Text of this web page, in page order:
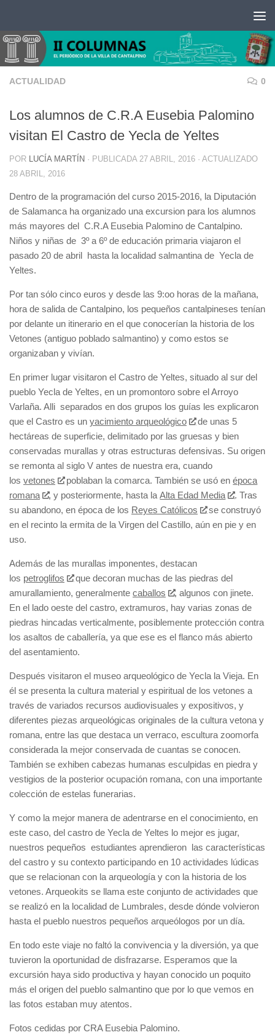
ACTUALIDAD 0
Los alumnos de C.R.A Eusebia Palomino
visitan El Castro de Yecla de Yeltes
POR LUCÍA MARTÍN · PUBLICADA 27 ABRIL, 2016 · ACTUALIZADO
28 ABRIL, 2016
Dentro de la programación del curso 2015-2016, la Diputación
de Salamanca ha organizado una excursion para los alumnos
más mayores del C.R.A Eusebia Palomino de Cantalpino.
Niños y niñas de 3º a 6º de educación primaria viajaron el
pasado 20 de abril hasta la localidad salmantina de Yecla de
Yeltes.
Por tan sólo cinco euros y desde las 9:oo horas de la mañana,
hora de salida de Cantalpino, los pequeños cantalpineses tenían
por delante un itinerario en el que conocerían la historia de los
Vetones (antiguo poblado salmantino) y como estos se
organizaban y vivían.
En primer lugar visitaron el Castro de Yeltes, situado al sur del
pueblo Yecla de Yeltes, en un promontoro sobre el Arroyo
Varlaña. Alli separados en dos grupos los guías les explicaron
que el Castro es un yacimiento arqueológico
de unas 5
hectáreas de superficie, delimitado por las gruesas y bien
conservadas murallas y otras estructuras defensivas. Su origen
se remonta al siglo V antes de nuestra era, cuando
los vetones poblaban la comarca. También se usó enépoca
romana
, y posteriormente, hasta laAlta Edad Media
. Tras
su abandono, en época de los Reyes Católicos
se construyó
en el recinto la ermita de la Virgen del Castillo, aún en pie y en
uso.
Además de las murallas imponentes, destacan
los petroglifos
que decoran muchas de las piedras del
amurallamiento, generalmente caballos
, algunos con jinete.
En el lado oeste del castro, extramuros, hay varias zonas de
piedras hincadas verticalmente, posiblemente protección contra
los asaltos de caballería, ya que ese es el flanco más abierto
del asentamiento.
Después visitaron el museo arqueológico de Yecla la Vieja. En
él se presenta la cultura material y espiritual de los vetones a
través de variados recursos audiovisuales y expositivos, y
diferentes piezas arqueológicas originales de la cultura vetona y
romana, entre las que destaca un verraco, escultura zoomorfa
considerada la mejor conservada de cuantas se conocen.
También se exhiben cabezas humanas esculpidas en piedra y
vestigios de la posterior ocupación romana, con una importante
colección de estelas funerarias.
Y como la mejor manera de adentrarse en el conocimiento, en
este caso, del castro de Yecla de Yeltes lo mejor es jugar,
nuestros pequeños estudiantes aprendieron las características
del castro y su contexto participando en 10 actividades lúdicas
que se relacionan con la arqueología y con la historia de los
vetones. Arqueokits se llama este conjunto de actividades que
se realizó en la localidad de Lumbrales, desde dónde volvieron
hasta el pueblo nuestros pequeños arqueólogos por un día.
En todo este viaje no faltó la convivencia y la diversión, ya que
tuvieron la oportunidad de disfrazarse. Esperamos que la
excursión haya sido productiva y hayan conocido un poquito
más el origen del pueblo salmantino que por lo que vemos en
las fotos estaban muy atentos.
Fotos cedidas por CRA Eusebia Palomino.